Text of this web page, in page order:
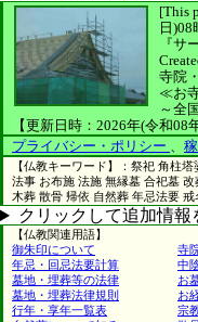
[This
日
『サ
寺院
≪お
～全
【更新日時：2026年(令和08
プライバシー・ポリシー 、
【仏教キーワード】：祭祀 角柱
法事 お布施 法施 無縁墓 合祀墓
木葬 散骨 帰依 自然葬 年忌法要
クリックして追加情報
【仏教関連用語】
御朱印について
寺
年忌・回忌法要計算
中
墓地・埋葬等の法律
お
墓地・埋葬法律規則
お
行年・享年一覧表
宗